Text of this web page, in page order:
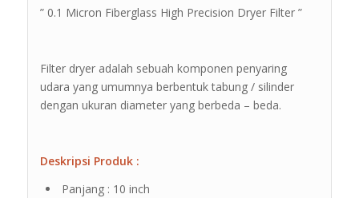
” 0.1 Micron Fiberglass High Precision Dryer Filter ”
Filter dryer adalah sebuah komponen penyaring
udara yang umumnya berbentuk tabung / silinder
dengan ukuran diameter yang berbeda – beda.
Deskripsi Produk :
Panjang : 10 inch